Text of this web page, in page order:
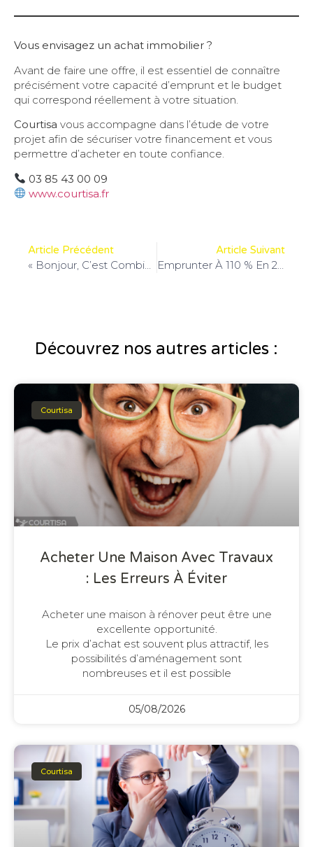
Vous envisagez un achat immobilier ?
Avant de faire une offre, il est essentiel de connaître
précisément votre capacité d’emprunt et le budget
qui correspond réellement à votre situation.
Courtisa vous accompagne dans l’étude de votre
projet afin de sécuriser votre financement et vous
permettre d’acheter en toute confiance.
03 85 43 00 09
www.courtisa.fr
Article Précédent
« Bonjour, C’est Combien Vos Honoraires ? »… Pourquoi Ce N’est Pas La Bonne Question.
Article Suivant
Emprunter À 110 % En 2026 : Est-Ce Encore Possible ?
Découvrez nos autres articles :
Courtisa
Acheter Une Maison Avec Travaux
: Les Erreurs À Éviter
Acheter une maison à rénover peut être une
excellente opportunité.
Le prix d’achat est souvent plus attractif, les
possibilités d’aménagement sont
nombreuses et il est possible
05/08/2026
Courtisa